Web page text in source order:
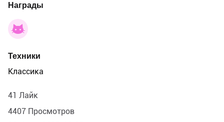
Награды
Техники
Классика
41 Лайк
4407 Просмотров